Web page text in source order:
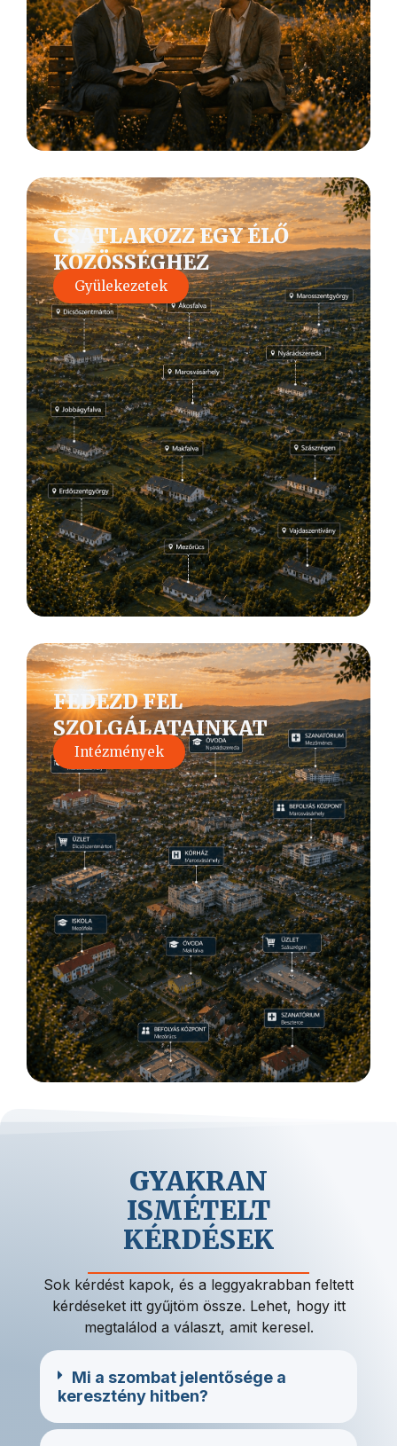
CSATLAKOZZ EGY ÉLŐ
KÖZÖSSÉGHEZ
Gyülekezetek
FEDEZD FEL
SZOLGÁLATAINKAT
Intézmények
GYAKRAN
ISMÉTELT
KÉRDÉSEK
Sok kérdést kapok, és a leggyakrabban feltett
kérdéseket itt gyűjtöm össze. Lehet, hogy itt
megtalálod a választ, amit keresel.
Mi a szombat jelentősége a
keresztény hitben?